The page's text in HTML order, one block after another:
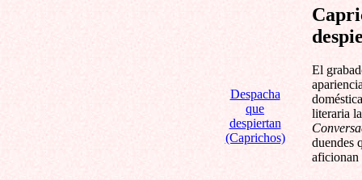
El
literaria
duendes
aficionan
Despacha
que
despiertan
(Caprichos)